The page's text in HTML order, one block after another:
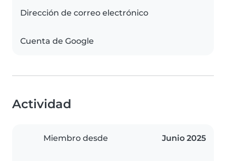
Dirección de correo electrónico
Cuenta de Google
Actividad
Miembro desde Junio 2025